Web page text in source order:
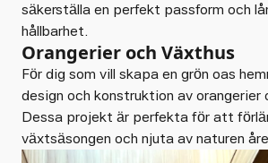
säkerställa en perfekt passform och
hållbarhet.
Orangerier och Växthus
För dig som vill skapa en grön oas
design och konstruktion av orangerier
Dessa projekt är perfekta för att
växtsäsongen och njuta av naturen